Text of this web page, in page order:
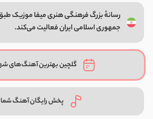
رسانهٔ بزرگ فرهنگی هنری میفا موزیک
جمهوری اسلامی ایران فعالیت می‌کند.
گلچین بهترین آهنگ‌های
پخش رایگان آهنگ شما